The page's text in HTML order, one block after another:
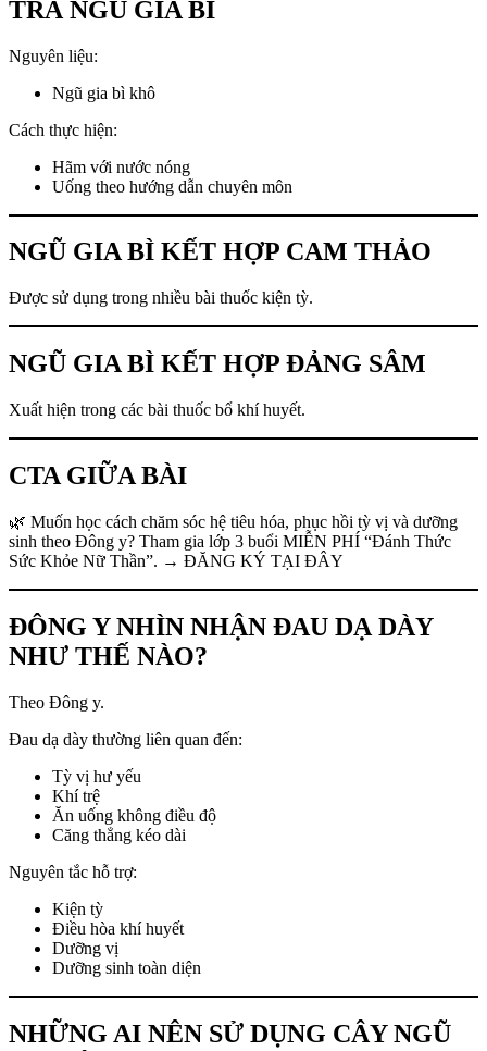
TRÀ NGŨ GIA BÌ
Nguyên liệu:
Ngũ gia bì khô
Cách thực hiện:
Hãm với nước nóng
Uống theo hướng dẫn chuyên môn
NGŨ GIA BÌ KẾT HỢP CAM THẢO
Được sử dụng trong nhiều bài thuốc kiện tỳ.
NGŨ GIA BÌ KẾT HỢP ĐẢNG SÂM
Xuất hiện trong các bài thuốc bổ khí huyết.
CTA GIỮA BÀI
🌿 Muốn học cách chăm sóc hệ tiêu hóa, phục hồi tỳ vị và dưỡng
sinh theo Đông y? Tham gia lớp 3 buổi MIỄN PHÍ “Đánh Thức
Sức Khỏe Nữ Thần”. → ĐĂNG KÝ TẠI ĐÂY
ĐÔNG Y NHÌN NHẬN ĐAU DẠ DÀY
NHƯ THẾ NÀO?
Theo Đông y.
Đau dạ dày thường liên quan đến:
Tỳ vị hư yếu
Khí trệ
Ăn uống không điều độ
Căng thẳng kéo dài
Nguyên tắc hỗ trợ:
Kiện tỳ
Điều hòa khí huyết
Dưỡng vị
Dưỡng sinh toàn diện
NHỮNG AI NÊN SỬ DỤNG CÂY NGŨ